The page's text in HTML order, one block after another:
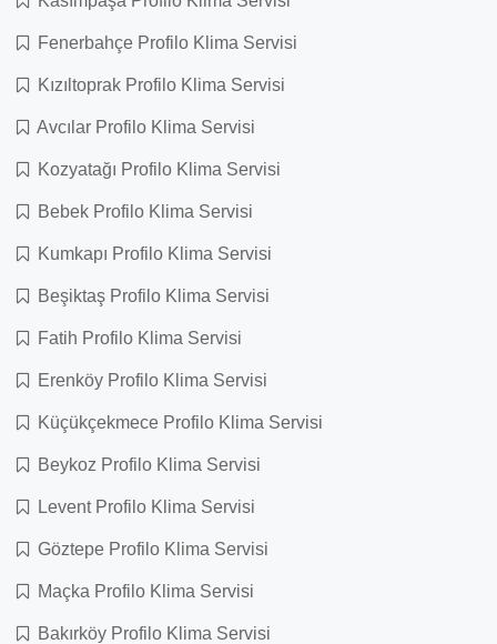
Fenerbahçe Profilo Klima Servisi
Kızıltoprak Profilo Klima Servisi
Avcılar Profilo Klima Servisi
Kozyatağı Profilo Klima Servisi
Bebek Profilo Klima Servisi
Kumkapı Profilo Klima Servisi
Beşiktaş Profilo Klima Servisi
Fatih Profilo Klima Servisi
Erenköy Profilo Klima Servisi
Küçükçekmece Profilo Klima Servisi
Beykoz Profilo Klima Servisi
Levent Profilo Klima Servisi
Göztepe Profilo Klima Servisi
Maçka Profilo Klima Servisi
Bakırköy Profilo Klima Servisi